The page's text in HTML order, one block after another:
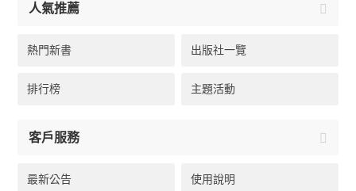
人氣推薦
熱門新書 出版社一覽
排行榜 主題活動
客戶服務
最新公告 使用說明